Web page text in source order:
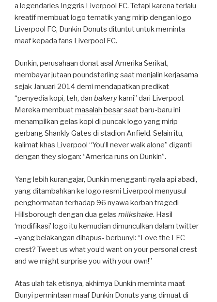
a legendaries Inggris Liverpool FC. Tetapi karena terlalu
kreatif membuat logo tematik yang mirip dengan logo
Liverpool FC, Dunkin Donuts dituntut untuk meminta
maaf kepada fans Liverpool FC.
Dunkin, perusahaan donat asal Amerika Serikat,
membayar jutaan poundsterling saatmenjalin kerjasama
sejak Januari 2014 demi mendapatkan predikat
“penyedia kopi, teh, dan bakerykami” dari Liverpool.
Mereka membuatmasalah besarsaat baru-baru ini
menampilkan gelas kopi di puncak logo yang mirip
gerbang Shankly Gates di stadion Anfield. Selain itu,
kalimat khas Liverpool “You’ll never walk alone” diganti
dengan they slogan: “America runs on Dunkin”.
Yang lebih kurangajar, Dunkin mengganti nyala api abadi,
yang ditambahkan ke logo resmi Liverpool menyusul
penghormatan terhadap 96 nyawa korban tragedi
Hillsborough dengan dua gelas milkshake. Hasil
‘modifikasi’ logo itu kemudian dimunculkan dalam twitter
–yang belakangan dihapus- berbunyi: “Love the LFC
crest? Tweet us what you’d want on your personal crest
and we might surprise you with your own!”
Atas ulah tak etisnya, akhirnya Dunkin meminta maaf.
Bunyi permintaan maaf Dunkin Donuts yang dimuat di